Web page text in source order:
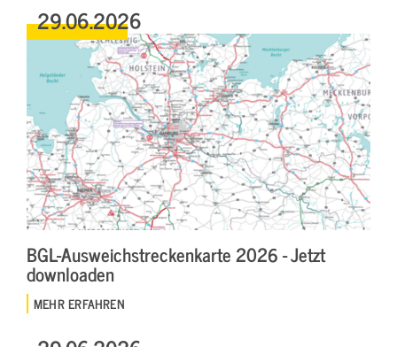
29.06.2026
BGL-Ausweichstreckenkarte 2026 - Jetzt
downloaden
MEHR ERFAHREN